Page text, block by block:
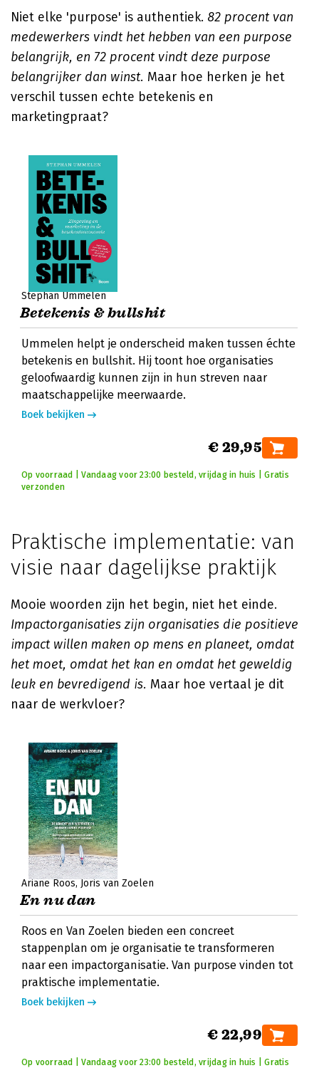
Niet elke 'purpose' is authentiek. 82 procent van
medewerkers vindt het hebben van een purpose
belangrijk, en 72 procent vindt deze purpose
belangrijker dan winst. Maar hoe herken je het
verschil tussen echte betekenis en
marketingpraat?
Stephan Ummelen
Betekenis & bullshit
Ummelen helpt je onderscheid maken tussen échte
betekenis en bullshit. Hij toont hoe organisaties
geloofwaardig kunnen zijn in hun streven naar
maatschappelijke meerwaarde.
Boek bekijken
€ 29,95
Op voorraad | Vandaag voor 23:00 besteld, vrijdag in huis | Gratis
verzonden
Praktische implementatie: van
visie naar dagelijkse praktijk
Mooie woorden zijn het begin, niet het einde.
Impactorganisaties zijn organisaties die positieve
impact willen maken op mens en planeet, omdat
het moet, omdat het kan en omdat het geweldig
leuk en bevredigend is. Maar hoe vertaal je dit
naar de werkvloer?
Ariane Roos Joris van Zoelen
En nu dan
Roos en Van Zoelen bieden een concreet
stappenplan om je organisatie te transformeren
naar een impactorganisatie. Van purpose vinden tot
praktische implementatie.
Boek bekijken
€ 22,99
Op voorraad | Vandaag voor 23:00 besteld, vrijdag in huis | Gratis